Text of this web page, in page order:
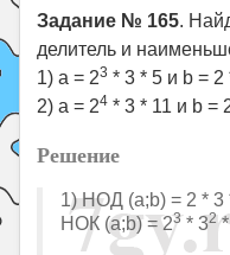
Задание № 165.
делитель и
1) a = 23 * 3 * 5 и b = 2
2) a = 24 * 3 * 11 и b =
Решение
1) НОД (a;b) = 2 * 3
НОК (a;b) = 23* 32*